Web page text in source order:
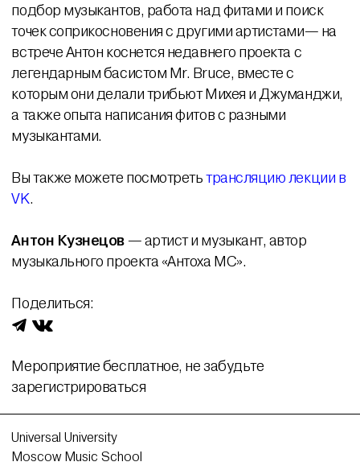
подбор музыкантов, работа над фитами и поиск
точек соприкосновения с другими артистами— на
встрече Антон коснется недавнего проекта с
легендарным басистом Mr. Bruce, вместе с
которым они делали трибьют Михея и Джуманджи,
а также опыта написания фитов с разными
музыкантами.
Вы также можете посмотретьтрансляцию лекции в
VK.
Антон Кузнецов— артист и музыкант, автор
музыкального проекта «Антоха МС».
Поделиться:
Мероприятие бесплатное, не забудьте
зарегистрироваться
Universal University
Moscow Music School